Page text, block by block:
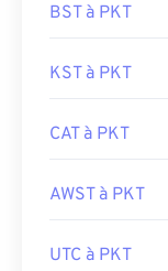
BST à PKT
KST à PKT
CAT à PKT
AWST à PKT
UTC à PKT